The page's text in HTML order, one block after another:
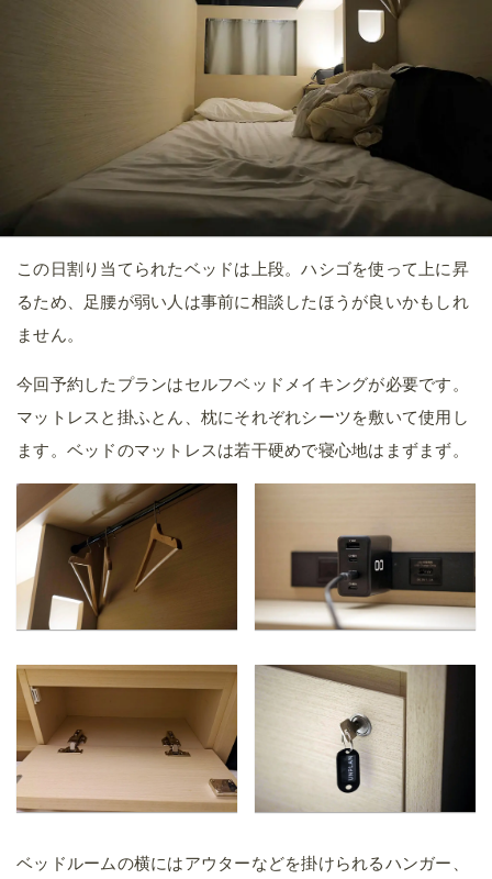
この日割り当てられたベッドは上段。ハシゴを使って上に昇
るため、足腰が弱い人は事前に相談したほうが良いかもしれ
ません。
今回予約したプランはセルフベッドメイキングが必要です。
マットレスと掛ふとん、枕にそれぞれシーツを敷いて使用し
ます。ベッドのマットレスは若干硬めで寝心地はまずまず。
ベッドルームの横にはアウターなどを掛けられるハンガー、